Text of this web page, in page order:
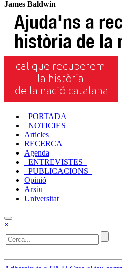
James Baldwin
_PORTADA_
_NOTICIES_
Articles
RECERCA
Agenda
_ENTREVISTES_
_PUBLICACIONS_
Opinió
Arxiu
Universitat
×